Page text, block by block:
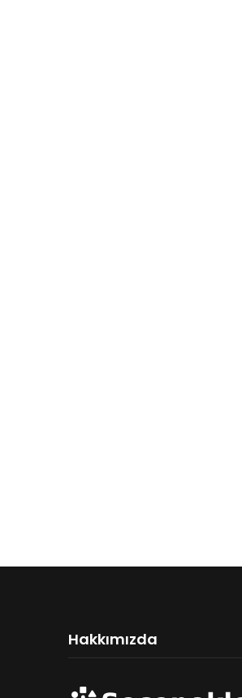
Hakkımızda